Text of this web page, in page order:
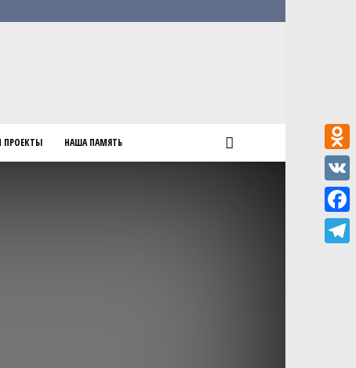
ПРОЕКТЫ НАША ПАМЯТЬ
VK